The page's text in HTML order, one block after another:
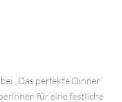
„Das perfekte Dinner“
für eine festliche